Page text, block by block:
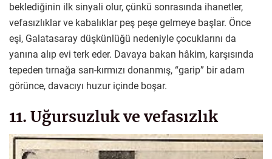
beklediğinin ilk sinyali olur, çünkü sonrasında ihanetler,
vefasızlıklar ve kabalıklar peş peşe gelmeye başlar. Önce
eşi, Galatasaray düşkünlüğü nedeniyle çocuklarını da
yanına alıp evi terk eder. Davaya bakan hâkim, karşısında
tepeden tırnağa sarı-kırmızı donanmış, “garip” bir adam
görünce, davacıyı huzur içinde boşar.
11. Uğursuzluk ve vefasızlık